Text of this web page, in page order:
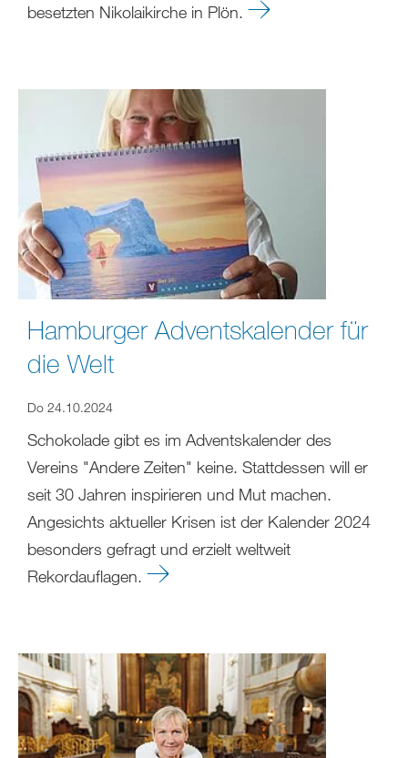
besetzten Nikolaikirche in Plön.
Hamburger Adventskalender für
die Welt
Do 24.10.2024
Schokolade gibt es im Adventskalender des
Vereins "Andere Zeiten" keine. Stattdessen will er
seit 30 Jahren inspirieren und Mut machen.
Angesichts aktueller Krisen ist der Kalender 2024
besonders gefragt und erzielt weltweit
Rekordauflagen.